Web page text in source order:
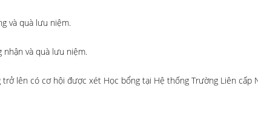
và quà lưu niệm.
nhận và quà lưu niệm.
lên có cơ hội được xét Học bổng tại Hệ thống Trường Liên cấp